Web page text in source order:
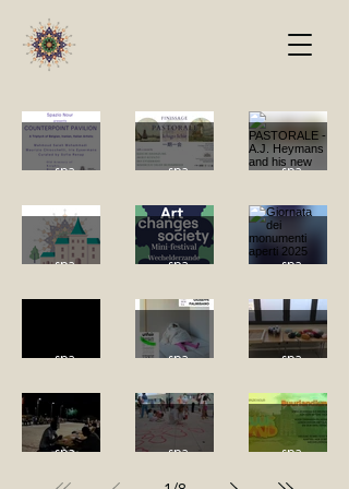
COUN
TERP
PAVIL
LION -
MALT
BIENN
ALE
2026
spazionour
FINISS
AGE
PAST
ORAL
E:
Ichigo
Ichie |
一期一
会
spazionour
PAST
ORAL
A.J.
Heyma
ns and
his
new
conte
mpora
spazionour
DE
GRON
DELE
N /
THE
GROU
spazionour
Mini-
festiva
'L'arte
cambi
a la
societ
à'
spazionour
Giorna
ta dei
menti
aperti
2025
spazionour
La
di
Giusep
spazionour
(un)fai
r spazionour
Empat
hyspazionour
The
First
Suppe
spazionour
Love is
Univer
s ALL
spazionour
Buurla
ndlunc
h
spazionour